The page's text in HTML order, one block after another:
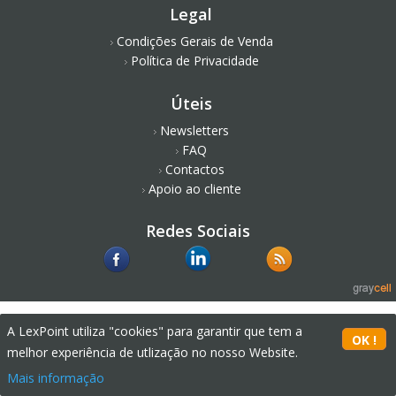
Legal
Condições Gerais de Venda
Política de Privacidade
Úteis
Newsletters
FAQ
Contactos
Apoio ao cliente
Redes Sociais
A LexPoint utiliza "cookies" para garantir que tem a
melhor experiência de utlização no nosso Website.
Mais informação